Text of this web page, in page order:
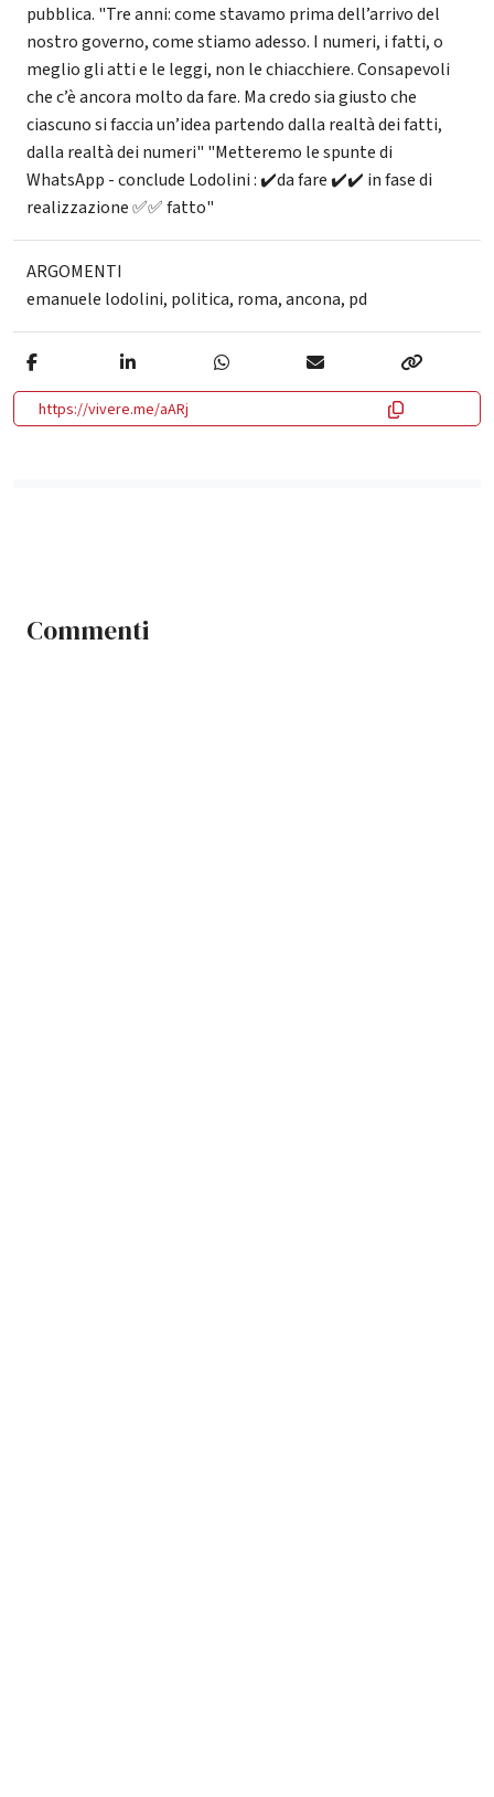
pubblica. "Tre anni: come stavamo prima dell’arrivo del
nostro governo, come stiamo adesso. I numeri, i fatti, o
meglio gli atti e le leggi, non le chiacchiere. Consapevoli
che c’è ancora molto da fare. Ma credo sia giusto che
ciascuno si faccia un’idea partendo dalla realtà dei fatti,
dalla realtà dei numeri" "Metteremo le spunte di
WhatsApp - conclude Lodolini : ✔️da fare ✔️✔️ in fase di
realizzazione ✅✅ fatto"
ARGOMENTI
emanuele lodolini, politica, roma,ancona, pd
https://vivere.me/aARj
Commenti